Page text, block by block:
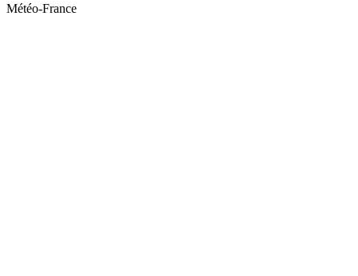
Météo-France